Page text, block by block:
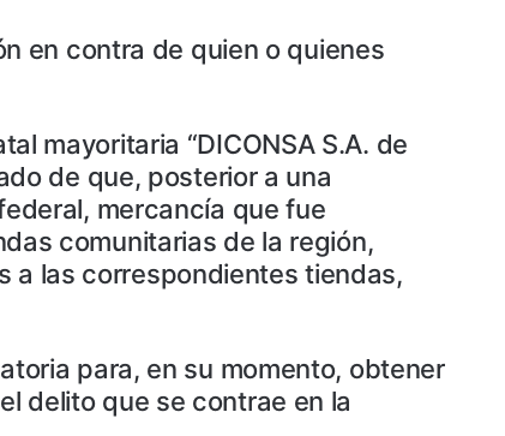
en contra de quien o quienes
mayoritaria “DICONSA S.A. de
de que, posterior a una
mercancía que fue
comunitarias de la región,
a las correspondientes tiendas,
para, en su momento, obtener
delito que se contrae en la